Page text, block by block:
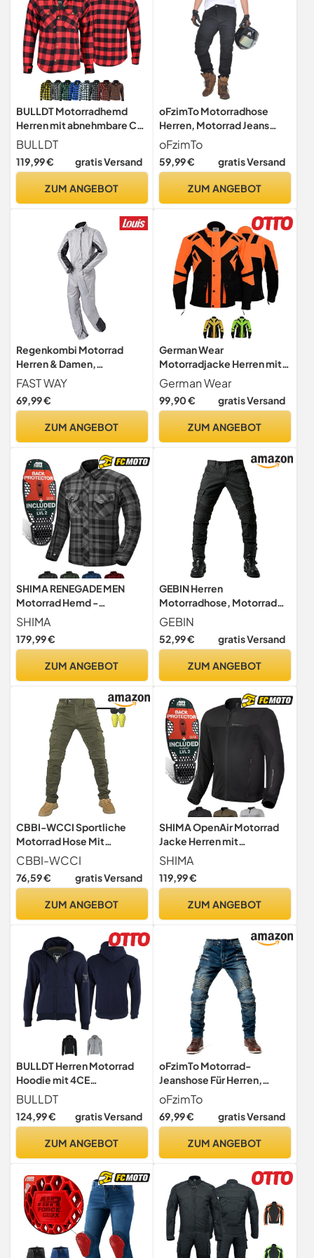
BULLDT Motorradhemd
Herren mit abnehmbare CE-
Protektoren - Klassisch
100% Baumwolle Holzfäller
Flanellhemd - Biker
mit Aramid-Kevlar-Futter -
BULLDT
119,99 € gratis Versand
ZUM ANGEBOT
oFzimTo Motorradhose
Herren, Motorrad Jeans
Stretch, Klassisch Biker
Hose für Sommer und
Winter
oFzimTo
59,99 € gratis Versand
ZUM ANGEBOT
Regenkombi Motorrad
Herren & Damen,
Wasserdichter &
Winddichter Regenanzug,
Motorrad Regenbekleidung
Regenbekleidung, Silber,
FAST WAY
69,99 €
ZUM ANGEBOT
German Wear
Motorradjacke Herren mit
CE1-Protektoren - 5
Taschen, aus 4 Schichten,
Winddicht, Reflektierend,
Washbar Thermofutter -
Sichtbarkeit - Orange - 4
German Wear
99,90 € gratis Versand
ZUM ANGEBOT
SHIMA RENEGADE MEN
Motorrad Hemd -
Verschleißfest Baumwolle
Karierte Motorradjacke
Herren mit CE Protektoren,
Kühlungsschicht
2, Schwarz, M)
SHIMA
179,99 €
ZUM ANGEBOT
GEBIN Herren
Motorradhose, Motorrad
Jeans Biker Trousers,
Sportliche Motorrad Hose
Fahrrad Riding Schutzhose,
Motorradhose (Black,XL)
GEBIN
52,99 € gratis Versand
ZUM ANGEBOT
CBBI-WCCI Sportliche
Motorrad Hose Mit
Protektoren Motorradhose
mit Oberschenkeltaschen
(XL=34W / 32L, Armeegrün)
CBBI-WCCI
76,59 € gratis Versand
ZUM ANGEBOT
SHIMA OpenAir Motorrad
Jacke Herren mit
Protektoren AirForce
Rückenprotektor
Motorradjacke Sommer
Schutzjacken
(Männer, Schwarz, XL)
SHIMA
119,99 €
ZUM ANGEBOT
BULLDT Herren Motorrad
Hoodie mit 4CE
Protektoren 100% Aramid-
Futter Schutz
Kapuzenpullover -
Sommer Motorradjacke &
Zipper-Taschen Bikerjacke
Marineblau - 52
BULLDT
124,99 € gratis Versand
ZUM ANGEBOT
oFzimTo Motorrad-
Jeanshose Für Herren,
Stretch Motorrad Jeans
Herren mit Geradem Bein,
Motorradhose für
oFzimTo
69,99 € gratis Versand
ZUM ANGEBOT